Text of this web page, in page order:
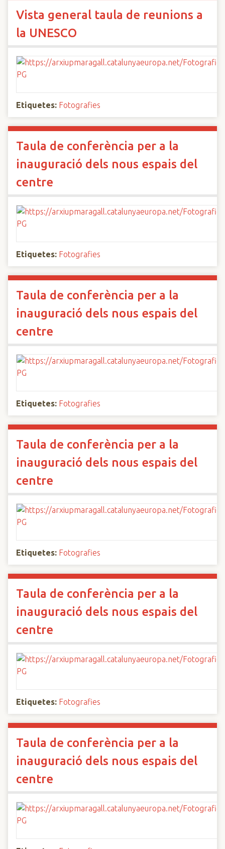
Vista general taula de reunions a
la UNESCO
Etiquetes: Fotografies
Taula de conferència per a la
inauguració dels nous espais del
centre
Etiquetes: Fotografies
Taula de conferència per a la
inauguració dels nous espais del
centre
Etiquetes: Fotografies
Taula de conferència per a la
inauguració dels nous espais del
centre
Etiquetes: Fotografies
Taula de conferència per a la
inauguració dels nous espais del
centre
Etiquetes: Fotografies
Taula de conferència per a la
inauguració dels nous espais del
centre